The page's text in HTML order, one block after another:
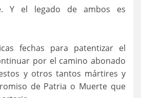
Y el legado de ambos es
fechas para patentizar el
por el camino abonado
y otros tantos mártires y
de Patria o Muerte que